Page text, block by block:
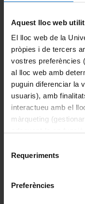
Aquest lloc web
El lloc web de la
pròpies i de tercers
vostres preferències
al lloc web amb
puguin diferenciar la
usuaris), amb
interactueu amb el
màrqueting
consultar laPolítica
Requeriments
Preferències
La Facultat
Coneix la facultat
Organització i
Sistema de qualitat
Acte de
Actualitat
Campus Virtual
Alumni UB